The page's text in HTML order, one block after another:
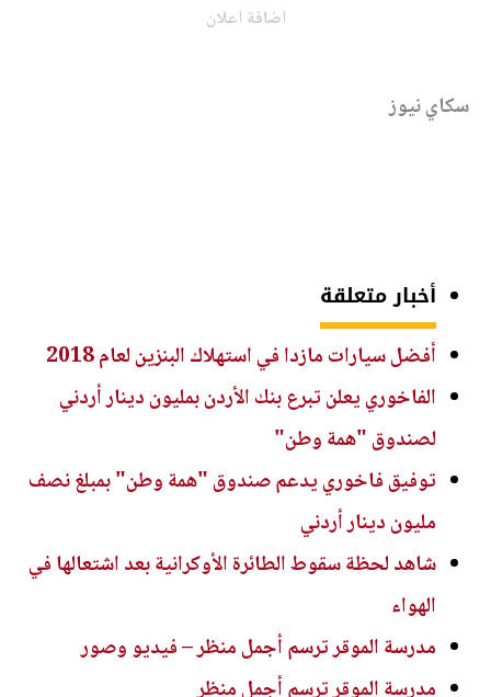
اضافة اعلان
سكاي نيوز
أخبار متعلقة
أفضل سيارات مازدا في استهلاك البنزين لعام 2018
الفاخوري يعلن تبرع بنك الأردن بمليون دينار أردني
لصندوق "همة وطن"
توفيق فاخوري يدعم صندوق "همة وطن" بمبلغ نصف
مليون دينار أردني
شاهد لحظة سقوط الطائرة الأوكرانية بعد اشتعالها في
الهواء
مدرسة الموقر ترسم أجمل منظر – فيديو وصور
مدرسة الموقر ترسم أجمل منظر